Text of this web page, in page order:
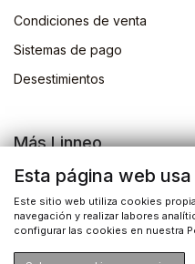
Condiciones de venta
Sistemas de pago
Desestimientos
Más Linneo
Blog
Actividades
Busqueda de libros
Esta página web
Este sitio web utiliza cookies
navegación y realizar labores
configurar las cookies en nuestra